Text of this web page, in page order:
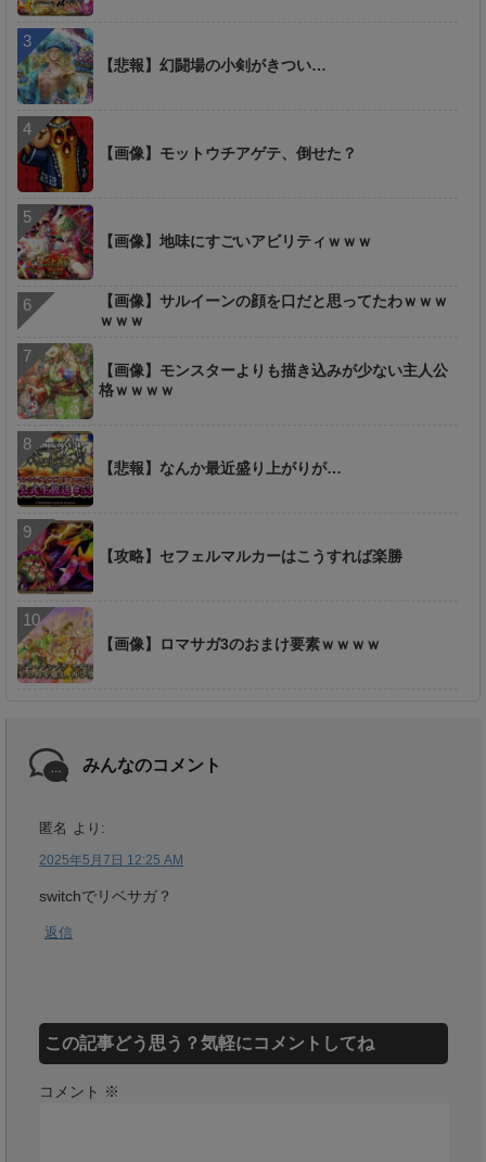
【悲報】幻闘場の小剣がきつい…
【画像】モットウチアゲテ、倒せた？
【画像】地味にすごいアビリティｗｗｗ
【画像】サルイーンの顔を口だと思ってたわｗｗｗ
ｗｗｗ
【画像】モンスターよりも描き込みが少ない主人公
格ｗｗｗｗ
【悲報】なんか最近盛り上がりが…
【攻略】セフェルマルカーはこうすれば楽勝
【画像】ロマサガ3のおまけ要素ｗｗｗｗ
みんなのコメント
匿名 より:
2025年5月7日 12:25 AM
switchでリベサガ？
返信
この記事どう思う？気軽にコメントしてね
コメント ※